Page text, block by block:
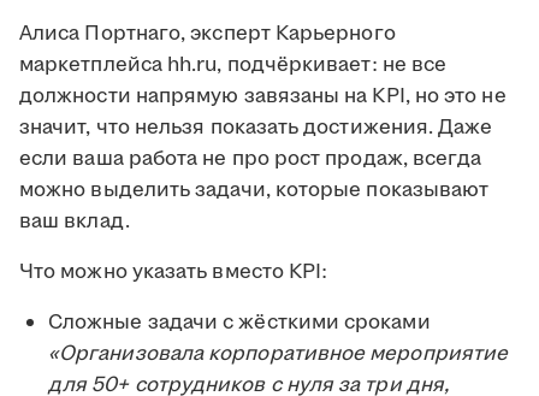
Алиса Портнаго, эксперт Карьерного
маркетплейса hh.ru, подчёркивает: не все
должности напрямую завязаны на KPI, но это не
значит, что нельзя показать достижения. Даже
если ваша работа не про рост продаж, всегда
можно выделить задачи, которые показывают
ваш вклад.
Что можно указать вместо KPI:
Сложные задачи с жёсткими сроками
«Организовала корпоративное мероприятие
для 50+ сотрудников с нуля за три дня,